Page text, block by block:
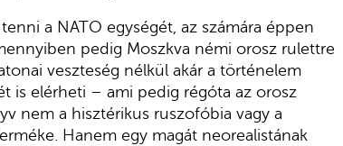
a NATO egységét, az számára éppen
pedig Moszkva némi orosz rulettre
veszteség nélkül akár a történelem
is elérheti – ami pedig régóta az orosz
nem a hisztérikus ruszofóbia vagy a
Hanem egy magát neorealistának